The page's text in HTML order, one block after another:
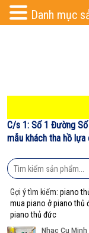
C/s 1: Số 1 Đường
mẫu khách tha hồ
Gợi ý tìm kiếm:piano
mua piano ở piano thủ
piano thủ đức
Danh mục